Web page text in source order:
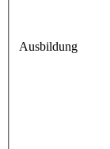
Ausbildung